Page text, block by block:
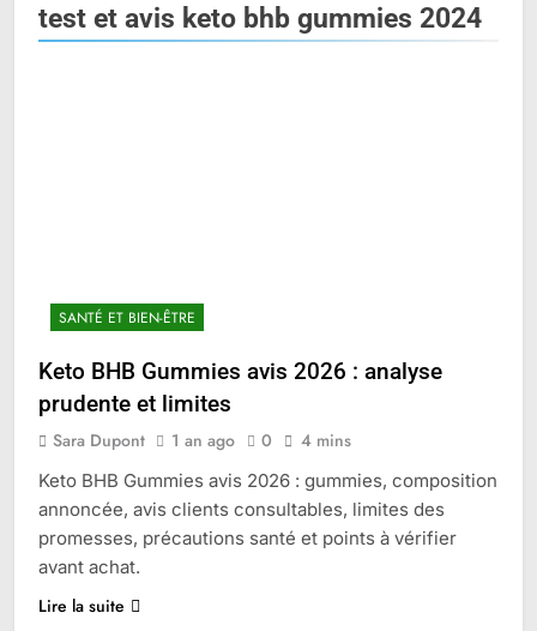
test et avis keto bhb gummies 2024
SANTÉ ET BIEN-ÊTRE
Keto BHB Gummies avis 2026 : analyse
prudente et limites
Sara Dupont 1 an ago 0 4 mins
Keto BHB Gummies avis 2026 : gummies, composition
annoncée, avis clients consultables, limites des
promesses, précautions santé et points à vérifier
avant achat.
Lire la suite